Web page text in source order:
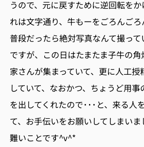
うので、元に戻すために逆回転を
れは文字通り、牛もーをごろんごろ
普段だったら絶対写真なんて撮っ
ですが、この日はたまたま子牛の
家さんが集まっていて、更に人工
していて、なおかつ、ちょうど用
を出してくれたので･･･と、来る人
て、お手伝いをお願いしてしまい
難いことです^v^*